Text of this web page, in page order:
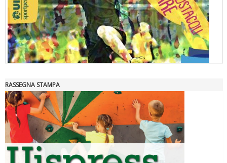
"Superare gli ostacoli": la relazione di Tiziano Pesce al CN Uisp
RASSEGNA STAMPA